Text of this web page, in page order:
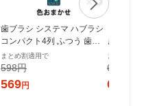
歯ブラシ システマ ハブラシ
コンパクト4列 ふつう 歯周
病ケア 1セット（3本）ライ
オン
まとめ割適用で
598円
569円
き粉 ホ
NONIO
ワイトニ
1セット
臭予防
まとめ割適
644円
612